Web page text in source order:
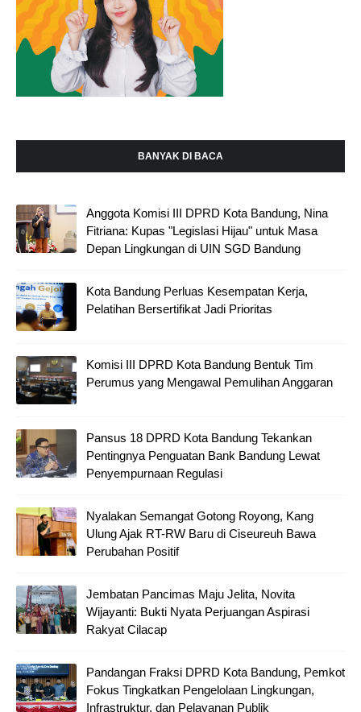
BANYAK DI BACA
Anggota Komisi III DPRD Kota Bandung, Nina
Fitriana: Kupas "Legislasi Hijau" untuk Masa
Depan Lingkungan di UIN SGD Bandung
Kota Bandung Perluas Kesempatan Kerja,
Pelatihan Bersertifikat Jadi Prioritas
Komisi III DPRD Kota Bandung Bentuk Tim
Perumus yang Mengawal Pemulihan Anggaran
Pansus 18 DPRD Kota Bandung Tekankan
Pentingnya Penguatan Bank Bandung Lewat
Penyempurnaan Regulasi
Nyalakan Semangat Gotong Royong, Kang
Ulung Ajak RT-RW Baru di Ciseureuh Bawa
Perubahan Positif
Jembatan Pancimas Maju Jelita, Novita
Wijayanti: Bukti Nyata Perjuangan Aspirasi
Rakyat Cilacap
Pandangan Fraksi DPRD Kota Bandung, Pemkot
Fokus Tingkatkan Pengelolaan Lingkungan,
Infrastruktur, dan Pelayanan Publik